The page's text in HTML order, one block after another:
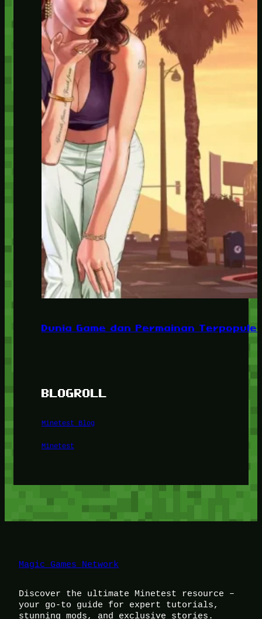
Dunia Game dan Permainan
BLOGROLL
Minetest Blog
Minetest
Magic Games Network
Discover the ultimate Minetest resource –
your go-to guide for expert tutorials,
stunning mods, and exclusive stories.